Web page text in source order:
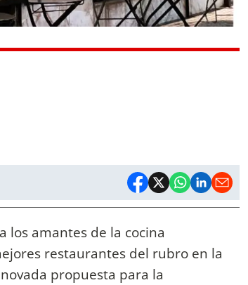
los amantes de la cocina
restaurantes del rubro en la
propuesta para la